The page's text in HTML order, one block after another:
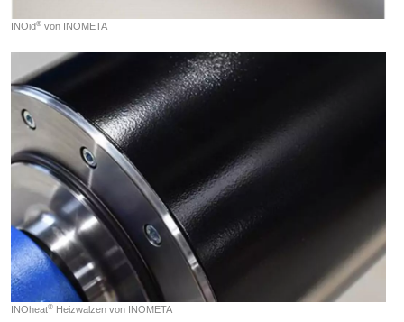
INOid® von INOMETA
INOheat® Heizwalzen von INOMETA